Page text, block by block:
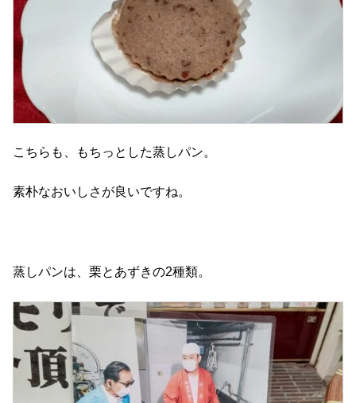
こちらも、もちっとした蒸しパン。
素朴なおいしさが良いですね。
蒸しパンは、栗とあずきの2種類。